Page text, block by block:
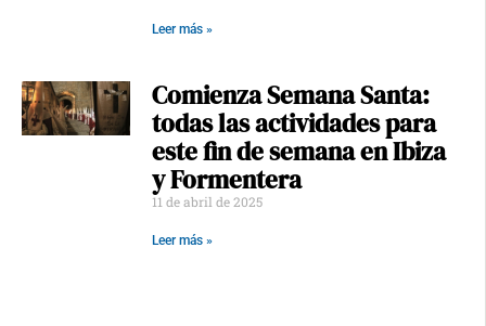
Leer más »
Comienza Semana Santa:
todas las actividades para
este fin de semana en Ibiza
y Formentera
11 de abril de 2025
Leer más »